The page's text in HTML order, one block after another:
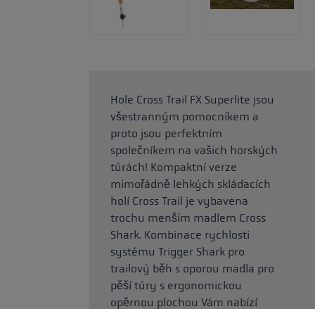
Hole Cross Trail FX Superlite jsou
všestranným pomocníkem a
proto jsou perfektním
společníkem na vašich horských
túrách! Kompaktní verze
mimořádně lehkých skládacích
holí Cross Trail je vybavena
trochu menším madlem Cross
Shark. Kombinace rychlosti
systému Trigger Shark pro
trailový běh s oporou madla pro
pěší túry s ergonomickou
opěrnou plochou Vám nabízí